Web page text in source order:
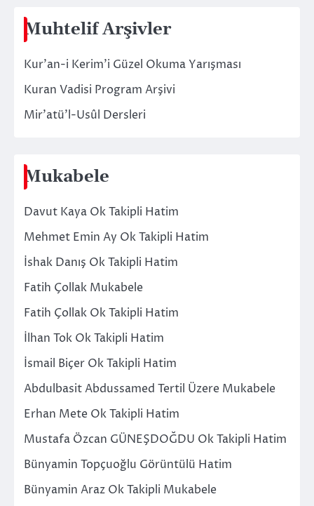
Muhtelif Arşivler
Kur’an-i Kerim’i Güzel Okuma Yarışması
Kuran Vadisi Program Arşivi
Mir’atü’l-Usûl Dersleri
Mukabele
Davut Kaya Ok Takipli Hatim
Mehmet Emin Ay Ok Takipli Hatim
İshak Danış Ok Takipli Hatim
Fatih Çollak Mukabele
Fatih Çollak Ok Takipli Hatim
İlhan Tok Ok Takipli Hatim
İsmail Biçer Ok Takipli Hatim
Abdulbasit Abdussamed Tertil Üzere Mukabele
Erhan Mete Ok Takipli Hatim
Mustafa Özcan GÜNEŞDOĞDU Ok Takipli Hatim
Bünyamin Topçuoğlu Görüntülü Hatim
Bünyamin Araz Ok Takipli Mukabele